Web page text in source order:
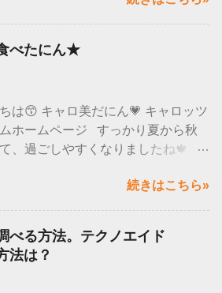
イクロソフト社のアップデートの影
この現象が出るのではなく、 バー
よって現象がでるようだにん！ バ
の確認方法は、 「スタート」を選
ン そのバージョンが 「 20H2 」と「
かを確認します。 上記のバージョ
はまるという方は、一時的な回避
クロソフト社のHPで公開されて
確認してにん❕ ↓↓↓ 詳細はこちらを
べたにん★
は😙 キャロ美だにん💗 キャロッツ
ホームページ すっかり夏から秋
、過ごしやすくなりましたね🍁 食
さん食べて、睡眠もとって免疫力上
日、みんなで可愛いうさぎのパ
たにん🐰💕 じゃーーん(^O^)／
続きはこちら»
べる方法。テクノエイド
法は？